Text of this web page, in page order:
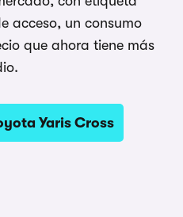
acceso, un consumo
que ahora tiene más
Yaris Cross